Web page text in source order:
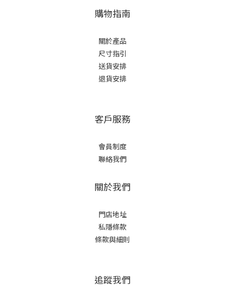
購物指南
關於產品
尺寸指引
送貨安排
退貨安排
客戶服務
會員制度
聯絡我們
關於我們
門店地址
私隱條款
條款與細則
追蹤我們